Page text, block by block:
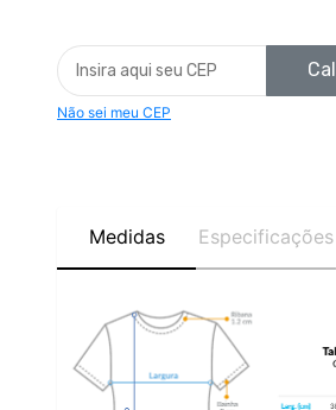
Não sei meu CEP
Medidas Especificações